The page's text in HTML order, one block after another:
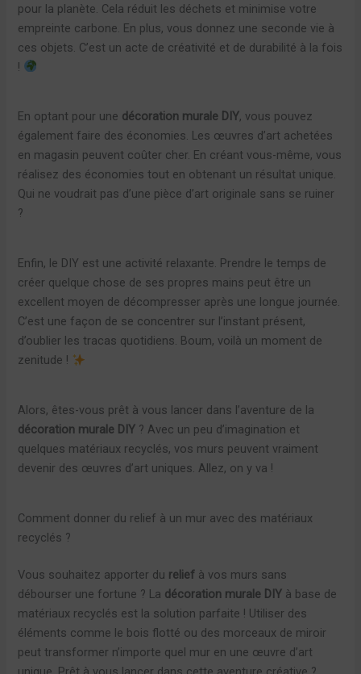
pour la planète. Cela réduit les déchets et minimise votre
empreinte carbone. En plus, vous donnez une seconde vie à
ces objets. C’est un acte de créativité et de durabilité à la fois
!
En optant pour une décoration murale DIY, vous pouvez
également faire des économies. Les œuvres d’art achetées
en magasin peuvent coûter cher. En créant vous-même, vous
réalisez des économies tout en obtenant un résultat unique.
Qui ne voudrait pas d’une pièce d’art originale sans se ruiner
?
Enfin, le DIY est une activité relaxante. Prendre le temps de
créer quelque chose de ses propres mains peut être un
excellent moyen de décompresser après une longue journée.
C’est une façon de se concentrer sur l’instant présent,
d’oublier les tracas quotidiens. Boum, voilà un moment de
zenitude !
Alors, êtes-vous prêt à vous lancer dans l’aventure de la
décoration murale DIY ? Avec un peu d’imagination et
quelques matériaux recyclés, vos murs peuvent vraiment
devenir des œuvres d’art uniques. Allez, on y va !
Comment donner du relief à un mur avec des matériaux
recyclés ?
Vous souhaitez apporter du relief à vos murs sans
débourser une fortune ? La décoration murale DIY à base de
matériaux recyclés est la solution parfaite ! Utiliser des
éléments comme le bois flotté ou des morceaux de miroir
peut transformer n’importe quel mur en une œuvre d’art